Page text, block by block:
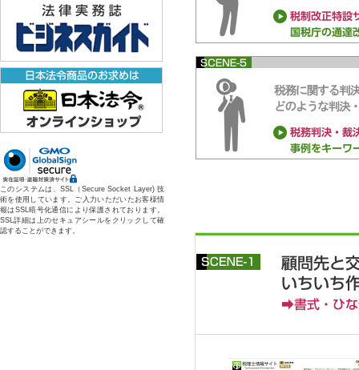
このシステムは、SSL（Secure Socket Layer) 技
術を使用しています。ご入力いただいたお客様情
報はSSL暗号化通信により保護されております。
SSL詳細は上のセキュアシールをクリックして確
認することができます。